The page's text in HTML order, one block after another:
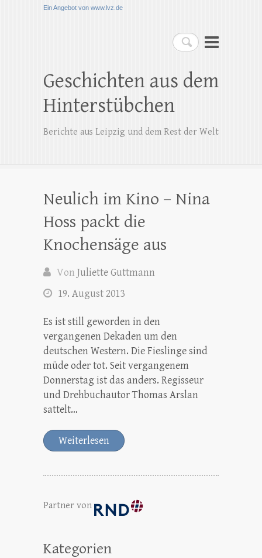
Ein Angebot von www.lvz.de
Suchen
Geschichten aus dem
Hinterstübchen
Berichte aus Leipzig und dem Rest der Welt
Neulich im Kino – Nina
Hoss packt die
Knochensäge aus
Von Juliette Guttmann
19. August 2013
Es ist still geworden in den
vergangenen Dekaden um den
deutschen Western. Die Fieslinge sind
müde oder tot. Seit vergangenem
Donnerstag ist das anders. Regisseur
und Drehbuchautor Thomas Arslan
sattelt…
Weiterlesen
Partner von
Kategorien